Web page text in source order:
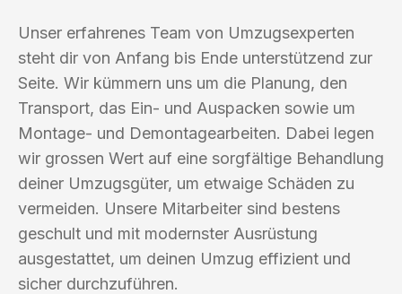
Unser erfahrenes Team von Umzugsexperten
steht dir von Anfang bis Ende unterstützend zur
Seite. Wir kümmern uns um die Planung, den
Transport, das Ein- und Auspacken sowie um
Montage- und Demontagearbeiten. Dabei legen
wir grossen Wert auf eine sorgfältige Behandlung
deiner Umzugsgüter, um etwaige Schäden zu
vermeiden. Unsere Mitarbeiter sind bestens
geschult und mit modernster Ausrüstung
ausgestattet, um deinen Umzug effizient und
sicher durchzuführen.